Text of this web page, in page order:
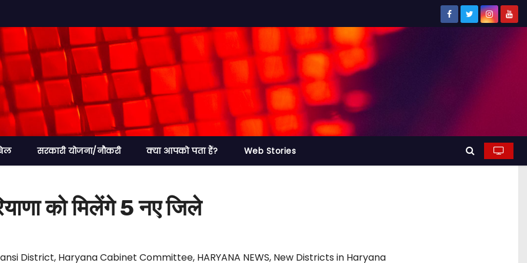
सरकारी योजना/नौकरी क्या आपको पता हैं? Web Stories
को मिलेंगे 5 नए जिले
District, Haryana Cabinet Committee, HARYANA NEWS, New Districts in Haryana